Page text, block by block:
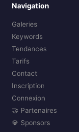
Navigation
Galeries
Keywords
Tendances
Tarifs
Contact
Inscription
Connexion
🤝 Partenaires
💎 Sponsors